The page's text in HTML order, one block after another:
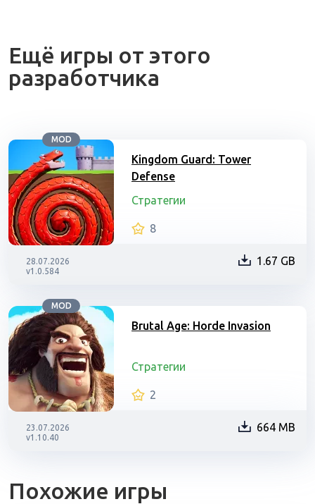
Ещё игры от этого
разработчика
MOD
Kingdom Guard: Tower
Defense
Стратегии
8
28.07.2026
v1.0.584
1.67 GB
MOD
Brutal Age: Horde Invasion
Стратегии
2
23.07.2026
v1.10.40
664 MB
Похожие игры